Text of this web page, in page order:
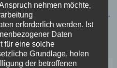
→
nehmen möchte,
erforderlich werden. Ist
Daten
für eine solche
Grundlage, holen
der betroffenen